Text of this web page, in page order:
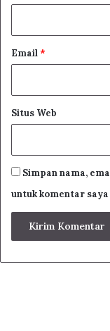
Email*
Situs Web
Simpan nama,
untuk komentar